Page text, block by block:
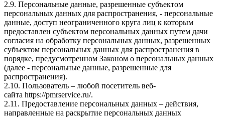
2.9. Персональные данные, разрешенные субъектом
персональных данных для распространения, - персональные
данные, доступ неограниченного круга лиц к которым
предоставлен субъектом персональных данных путем дачи
согласия на обработку персональных данных, разрешенных
субъектом персональных данных для распространения в
порядке, предусмотренном Законом о персональных данных
(далее - персональные данные, разрешенные для
распространения).
2.10. Пользователь – любой посетитель веб-
сайта https://pmrservice.ru/.
2.11. Предоставление персональных данных – действия,
направленные на раскрытие персональных данных